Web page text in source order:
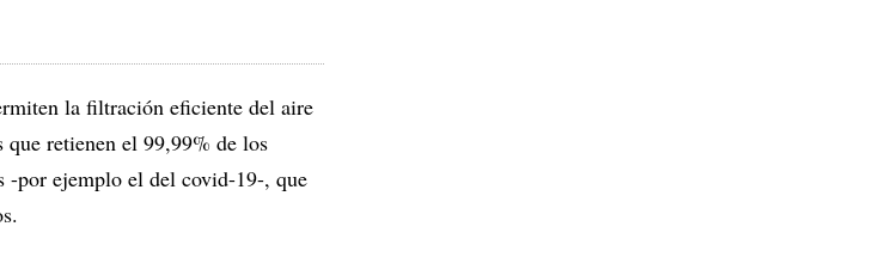
la filtración eficiente del aire
retienen el 99,99% de los
-por ejemplo el del covid-19-, que